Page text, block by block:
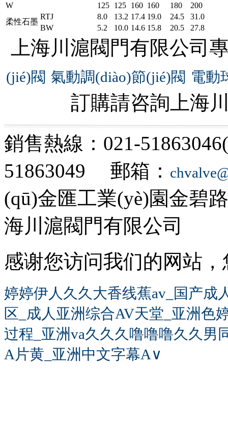
W
125 125 160 160 180
200
柔性石墨
RTJ 8.0 13.2 17.4 19.0 24.5
31.0
BW
5.2 10.0 14.6 15.8 20.5 27.8
上海川滬閥門有限公司
(jié)閥 氣動調(diào)節(jié)閥 電動
訂購請咨詢上海
銷售熱線：021-
51863049 郵箱：
(qū)金匯工業(yè)園金
海川滬閥門有限公司
感谢您访问我们的网站
婷婷伊人久久大香线蕉av_国产成
区_成人亚洲综合AV天堂_亚洲色
过程_亚洲va久久久噜噜噜久久男
A片黄_亚洲中文字幕A∨